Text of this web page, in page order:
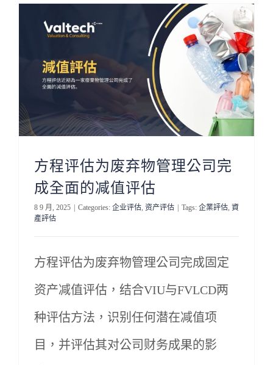
方程评估为废弃物管理公司完
成全面的减值评估
8 9 月, 2025 Categories: 企业评估, 资产评估 Tags: 企業評估, 資
產評估
方程评估为废弃物管理公司完成固定
资产减值评估，结合VIU与FVLCD两
种评估方法，识别任何潜在减值项
目，并评估其对公司财务成果的影